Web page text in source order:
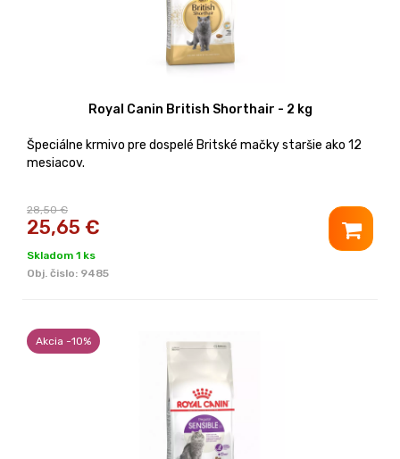
Royal Canin British Shorthair - 2 kg
Špeciálne krmivo pre dospelé Britské mačky staršie ako 12
mesiacov.
28,50 €
25,65 €
Skladom 1 ks
Obj. čislo: 9485
Akcia -10%